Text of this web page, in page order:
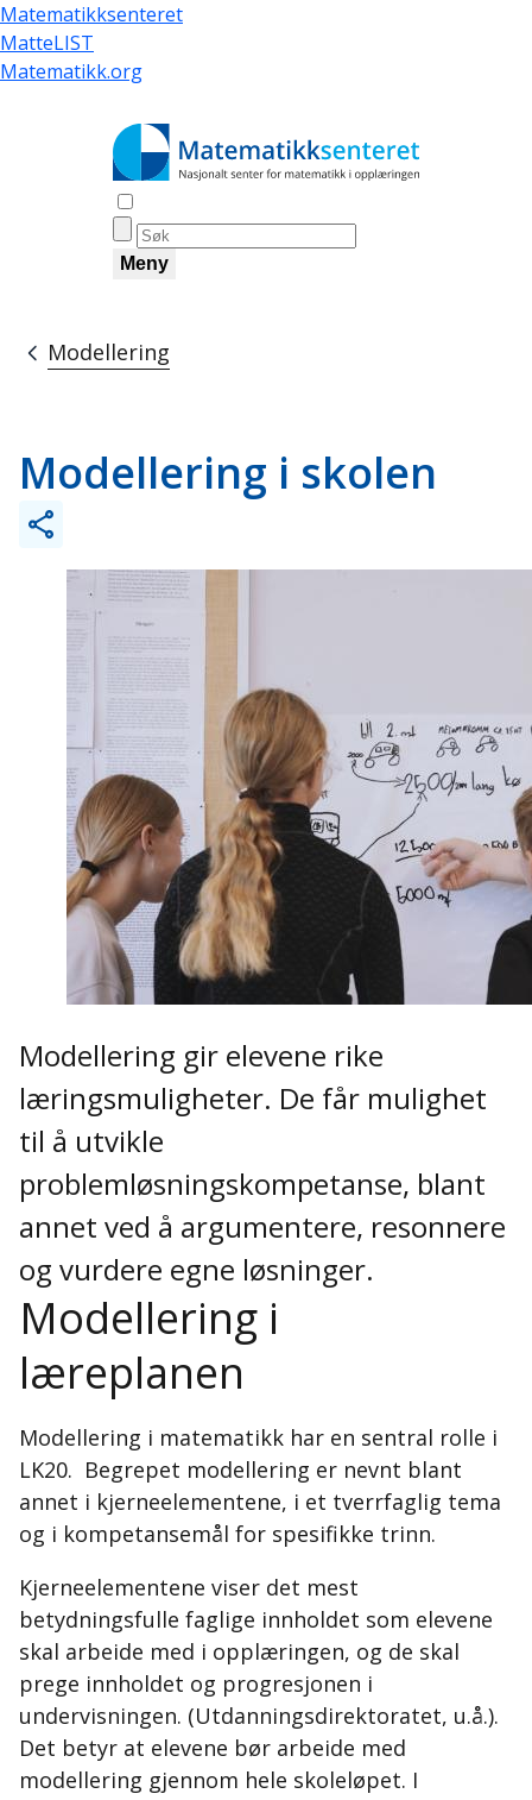
Hopp
til
hovedinnhold
Matematikksenteret
MatteLIST
Matematikk.org
Meny
Navigasjonssti
Modellering
Modellering i skolen
Modellering gir elevene rike
læringsmuligheter. De får mulighet
til å utvikle
problemløsningskompetanse, blant
annet ved å argumentere, resonnere
og vurdere egne løsninger.
Modellering i
læreplanen
Modellering i matematikk har en sentral rolle i
LK20. Begrepet modellering er nevnt blant
annet i kjerneelementene, i et tverrfaglig tema
og i kompetansemål for spesifikke trinn.
Kjerneelementene viser det mest
betydningsfulle faglige innholdet som elevene
skal arbeide med i opplæringen, og de skal
prege innholdet og progresjonen i
undervisningen. (Utdanningsdirektoratet, u.å.).
Det betyr at elevene bør arbeide med
modellering gjennom hele skoleløpet. I